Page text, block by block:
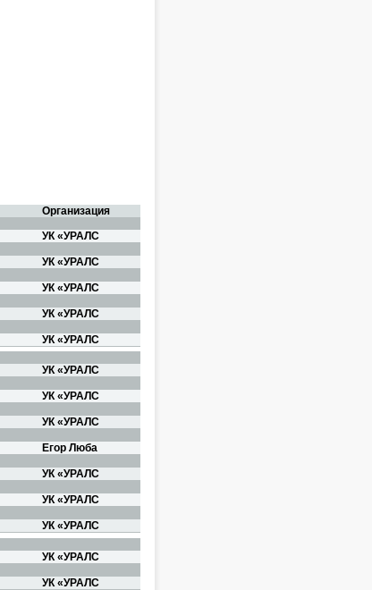
Организация
УК «УРАЛС
УК «УРАЛС
УК «УРАЛС
УК «УРАЛС
УК «УРАЛС
УК «УРАЛС
УК «УРАЛС
УК «УРАЛС
Егор Люба
УК «УРАЛС
УК «УРАЛС
УК «УРАЛС
УК «УРАЛС
УК «УРАЛС